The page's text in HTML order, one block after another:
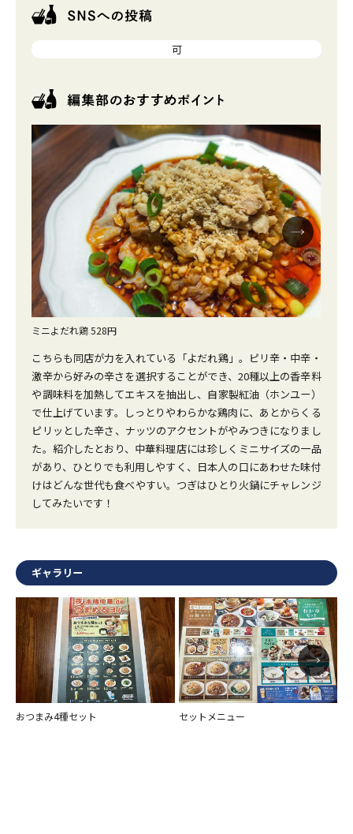
可
ミニよだれ鶏 528円
こちらも同店が力を入れている「よだれ鶏」。ピリ辛・中辛・
激辛から好みの辛さを選択することができ、20種以上の香辛料
や調味料を加熱してエキスを抽出し、自家製紅油（ホンユー）
で仕上げています。しっとりやわらかな鶏肉に、あとからくる
ピリッとした辛さ、ナッツのアクセントがやみつきになりまし
た。紹介したとおり、中華料理店には珍しくミニサイズの一品
があり、ひとりでも利用しやすく、日本人の口にあわせた味付
けはどんな世代も食べやすい。つぎはひとり火鍋にチャレンジ
してみたいです！
ギャラリー
おつまみ4種セット セットメニュー